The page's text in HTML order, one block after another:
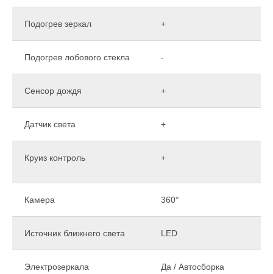
Подогрев зеркал +
Подогрев лобового стекла -
Сенсор дождя +
Датчик света +
Круиз контроль +
Камера 360°
Источник ближнего света LED
Электрозеркала Да / Автосборка